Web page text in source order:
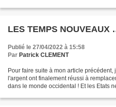
LES TEMPS NOUVEAUX
Publié le 27/04/2022 à 15:58
Par Patrick CLEMENT
Pour faire suite à mon article
l'argent ont finalement réussi à
dans le monde occidental ! Et les Etats